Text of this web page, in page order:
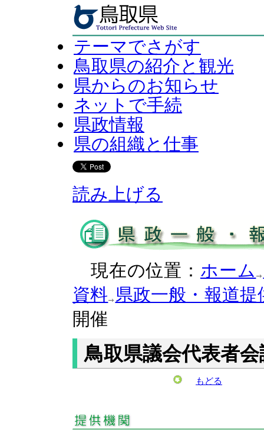
テーマでさがす
鳥取県の紹介と観光
県からのお知らせ
ネットで手続
県政情報
県の組織と仕事
読み上げる
現在の位置： ホーム
資料 県政一般・報道提
開催
鳥取県議会代表者
もどる